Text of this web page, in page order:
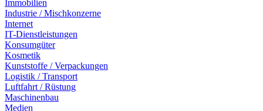
Immobilien
Industrie / Mischkonzerne
Internet
IT-Dienstleistungen
Konsumgüter
Kosmetik
Kunststoffe / Verpackungen
Logistik / Transport
Luftfahrt / Rüstung
Maschinenbau
Medien